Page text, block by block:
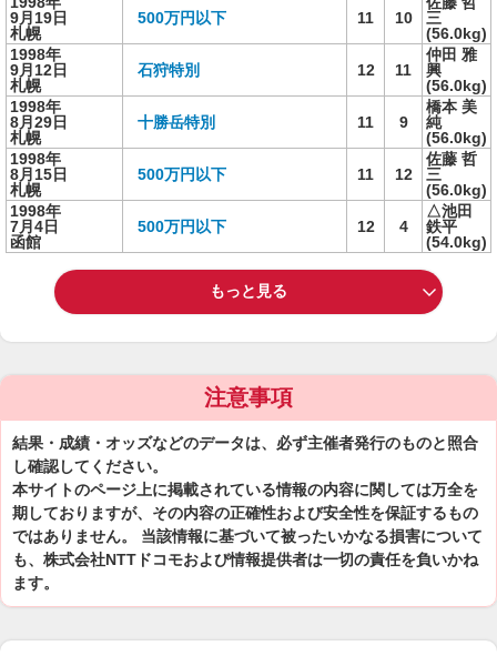
9月19日
札幌
500万円以下 11 10
三
(56.0kg)
1998年
9月12日
札幌
石狩特別 12 11
仲田 雅
興
(56.0kg)
1998年
8月29日
札幌
十勝岳特別 11 9
橋本 美
純
(56.0kg)
1998年
8月15日
札幌
500万円以下 11 12
佐藤 哲
三
(56.0kg)
1998年
7月4日
函館
500万円以下 12 4
△池田
鉄平
(54.0kg)
もっと見る
注意事項
結果・成績・オッズなどのデータは、必ず主催者発行のものと照合
し確認してください。
本サイトのページ上に掲載されている情報の内容に関しては万全を
期しておりますが、その内容の正確性および安全性を保証するもの
ではありません。 当該情報に基づいて被ったいかなる損害について
も、株式会社NTTドコモおよび情報提供者は一切の責任を負いかね
ます。